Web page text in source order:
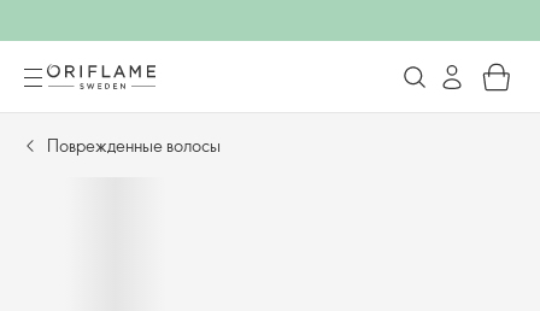
Поврежденные волосы